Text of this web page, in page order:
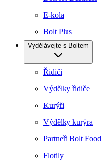
E-kola
Bolt Plus
Vydělávejte s Boltem
Řidiči
Výdělky řidiče
Kurýři
Výdělky kurýra
Partneři Bolt Food
Flotily